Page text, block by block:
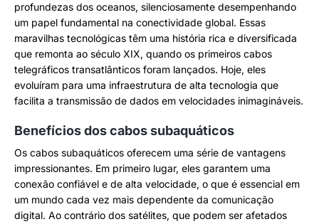
profundezas dos oceanos, silenciosamente desempenhando
um papel fundamental na conectividade global. Essas
maravilhas tecnológicas têm uma história rica e diversificada
que remonta ao século XIX, quando os primeiros cabos
telegráficos transatlânticos foram lançados. Hoje, eles
evoluíram para uma infraestrutura de alta tecnologia que
facilita a transmissão de dados em velocidades inimagináveis.
Benefícios dos cabos subaquáticos
Os cabos subaquáticos oferecem uma série de vantagens
impressionantes. Em primeiro lugar, eles garantem uma
conexão confiável e de alta velocidade, o que é essencial em
um mundo cada vez mais dependente da comunicação
digital. Ao contrário dos satélites, que podem ser afetados